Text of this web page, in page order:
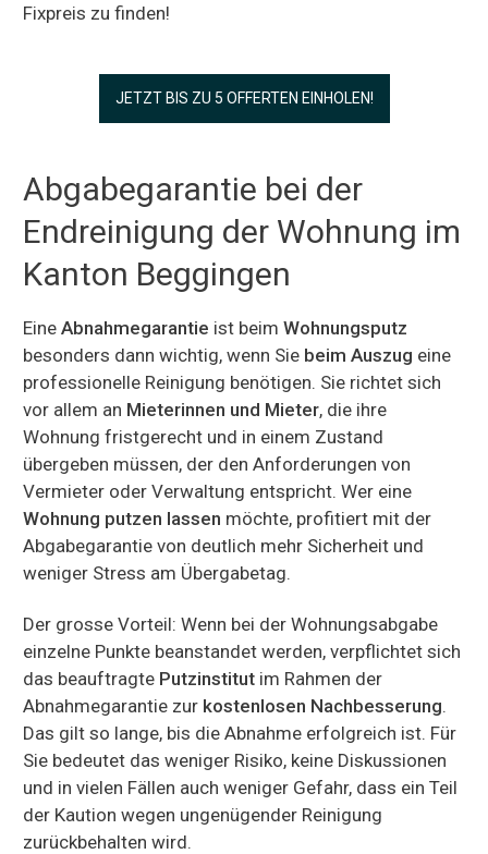
Fixpreis zu finden!
JETZT BIS ZU 5 OFFERTEN EINHOLEN!
Abgabegarantie bei der
Endreinigung der Wohnung im
Kanton Beggingen
Eine Abnahmegarantie ist beim Wohnungsputz
besonders dann wichtig, wenn Sie beim Auszug eine
professionelle Reinigung benötigen. Sie richtet sich
vor allem an Mieterinnen und Mieter, die ihre
Wohnung fristgerecht und in einem Zustand
übergeben müssen, der den Anforderungen von
Vermieter oder Verwaltung entspricht. Wer eine
Wohnung putzen lassen möchte, profitiert mit der
Abgabegarantie von deutlich mehr Sicherheit und
weniger Stress am Übergabetag.
Der grosse Vorteil: Wenn bei der Wohnungsabgabe
einzelne Punkte beanstandet werden, verpflichtet sich
das beauftragte Putzinstitut im Rahmen der
Abnahmegarantie zur kostenlosen Nachbesserung.
Das gilt so lange, bis die Abnahme erfolgreich ist. Für
Sie bedeutet das weniger Risiko, keine Diskussionen
und in vielen Fällen auch weniger Gefahr, dass ein Teil
der Kaution wegen ungenügender Reinigung
zurückbehalten wird.